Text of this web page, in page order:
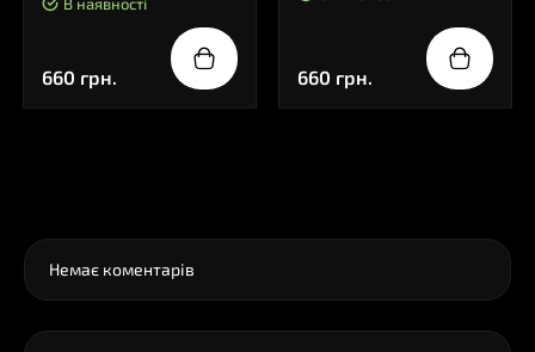
660 грн. 660 грн.
Немає коментарів